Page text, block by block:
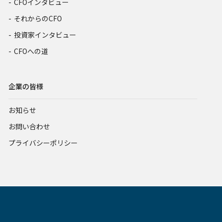
CFOインタビュー
それからのCFO
投資家インタビュー
CFOへの道
企業の皆様
お知らせ
お問い合わせ
プライバシーポリシー